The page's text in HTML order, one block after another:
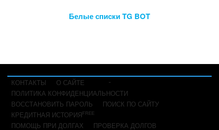
Белые списки TG BOT
-
КОНТАКТЫ
О САЙТЕ
ПОЛИТИКА КОНФИДЕНЦИАЛЬНОСТИ
ВОССТАНОВИТЬ ПАРОЛЬ
ПОИСК ПО САЙТУ
КРЕДИТНАЯ ИСТОРИЯFREE
ПОМОЩЬ ПРИ ДОЛГАХ ПРОВЕРКА ДОЛГОВ